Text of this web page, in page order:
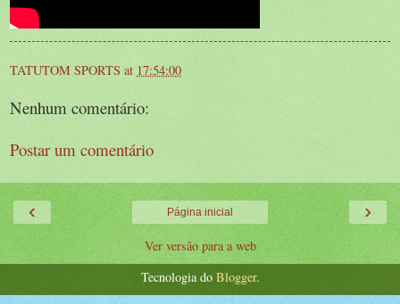
TATUTOM SPORTS at 17:54:00
Nenhum comentário:
Postar um comentário
‹ ›
Página inicial
Ver versão para a web
Tecnologia do Blogger.